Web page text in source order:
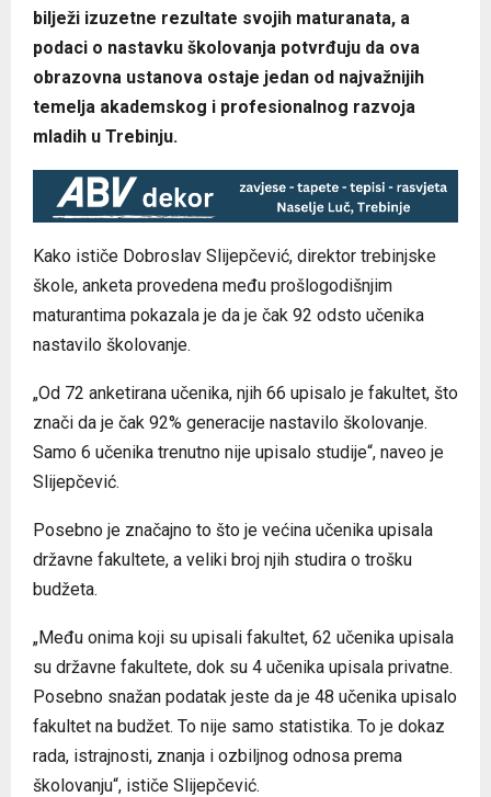
bilježi izuzetne rezultate svojih maturanata, a
podaci o nastavku školovanja potvrđuju da ova
obrazovna ustanova ostaje jedan od najvažnijih
temelja akademskog i profesionalnog razvoja
mladih u Trebinju.
Kako ističe Dobroslav Slijepčević, direktor trebinjske
škole, anketa provedena među prošlogodišnjim
maturantima pokazala je da je čak 92 odsto učenika
nastavilo školovanje.
„Od 72 anketirana učenika, njih 66 upisalo je fakultet, što
znači da je čak 92% generacije nastavilo školovanje.
Samo 6 učenika trenutno nije upisalo studije“, naveo je
Slijepčević.
Posebno je značajno to što je većina učenika upisala
državne fakultete, a veliki broj njih studira o trošku
budžeta.
„Među onima koji su upisali fakultet, 62 učenika upisala
su državne fakultete, dok su 4 učenika upisala privatne.
Posebno snažan podatak jeste da je 48 učenika upisalo
fakultet na budžet. To nije samo statistika. To je dokaz
rada, istrajnosti, znanja i ozbiljnog odnosa prema
školovanju“, ističe Slijepčević.